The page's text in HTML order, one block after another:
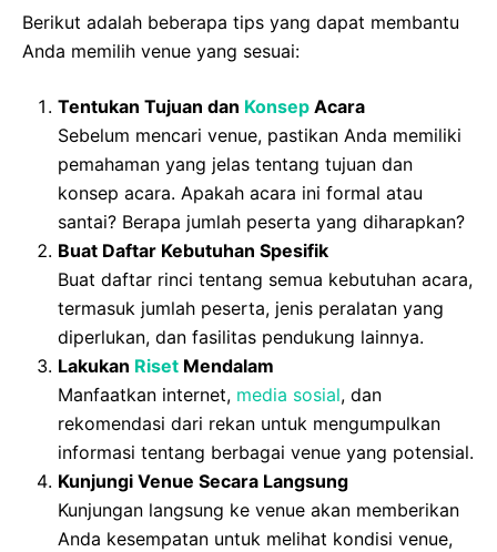
Berikut adalah beberapa tips yang dapat membantu
Anda memilih venue yang sesuai:
Tentukan Tujuan dan Konsep Acara
Sebelum mencari venue, pastikan Anda memiliki
pemahaman yang jelas tentang tujuan dan
konsep acara. Apakah acara ini formal atau
santai? Berapa jumlah peserta yang diharapkan?
Buat Daftar Kebutuhan Spesifik
Buat daftar rinci tentang semua kebutuhan acara,
termasuk jumlah peserta, jenis peralatan yang
diperlukan, dan fasilitas pendukung lainnya.
Lakukan Riset Mendalam
Manfaatkan internet, media sosial, dan
rekomendasi dari rekan untuk mengumpulkan
informasi tentang berbagai venue yang potensial.
Kunjungi Venue Secara Langsung
Kunjungan langsung ke venue akan memberikan
Anda kesempatan untuk melihat kondisi venue,